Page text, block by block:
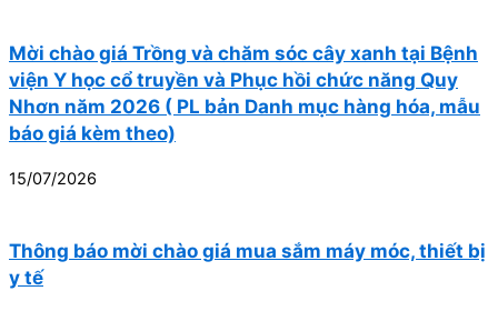
Mời chào giá Trồng và chăm sóc cây xanh tại Bệnh
viện Y học cổ truyền và Phục hồi chức năng Quy
Nhơn năm 2026 ( PL bản Danh mục hàng hóa, mẫu
báo giá kèm theo)
15/07/2026
Thông báo mời chào giá mua sắm máy móc, thiết bị
y tế